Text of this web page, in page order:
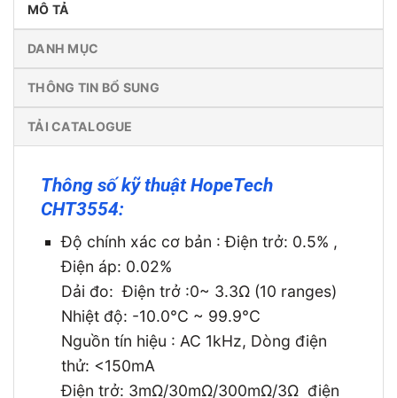
MÔ TẢ
DANH MỤC
THÔNG TIN BỔ SUNG
TẢI CATALOGUE
Thông số kỹ thuật HopeTech
CHT3554:
Độ chính xác cơ bản : Điện trở: 0.5% ,
Điện áp: 0.02%
Dải đo: Điện trở :0~ 3.3Ω (10 ranges)
Nhiệt độ: -10.0°C ~ 99.9°C
Nguồn tín hiệu : AC 1kHz, Dòng điện
thử: <150mA
Điện trở: 3mΩ/30mΩ/300mΩ/3Ω điện